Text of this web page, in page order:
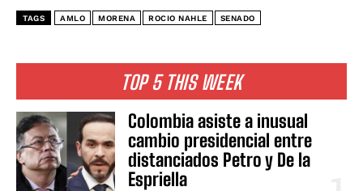
TOP 5 THIS WEEK
Colombia asiste a inusual
cambio presidencial entre
distanciados Petro y De la
Espriella
TAGS AMLO MORENA ROCIO NAHLE SENADO